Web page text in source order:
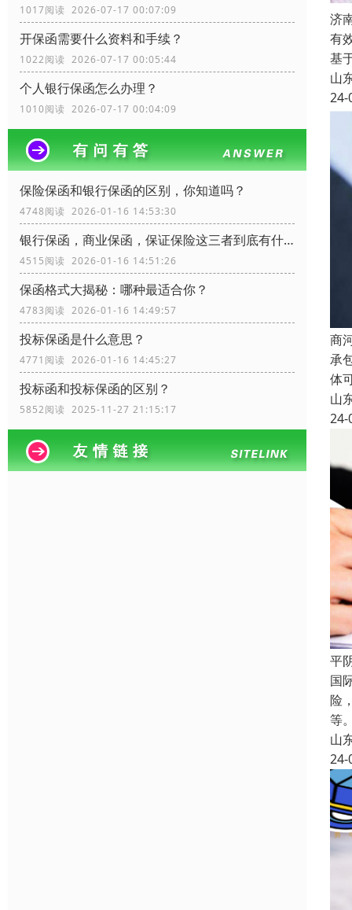
1017阅读 2026-07-17 00:07:09
开保函需要什么资料和手续？
1022阅读 2026-07-17 00:05:44
个人银行保函怎么办理？
1010阅读 2026-07-17 00:04:09
保险保函和银行保函的区别，你知道吗？
4748阅读 2026-01-16 14:53:30
银行保函，商业保函，保证保险这三者到底有什么区别？
4515阅读 2026-01-16 14:51:26
保函格式大揭秘：哪种最适合你？
4783阅读 2026-01-16 14:49:57
投标保函是什么意思？
4771阅读 2026-01-16 14:45:27
投标函和投标保函的区别？
5852阅读 2025-11-27 21:15:17
济
有
基
山
24-
商
承
体
山
24-
平
国
险
等
山
24-